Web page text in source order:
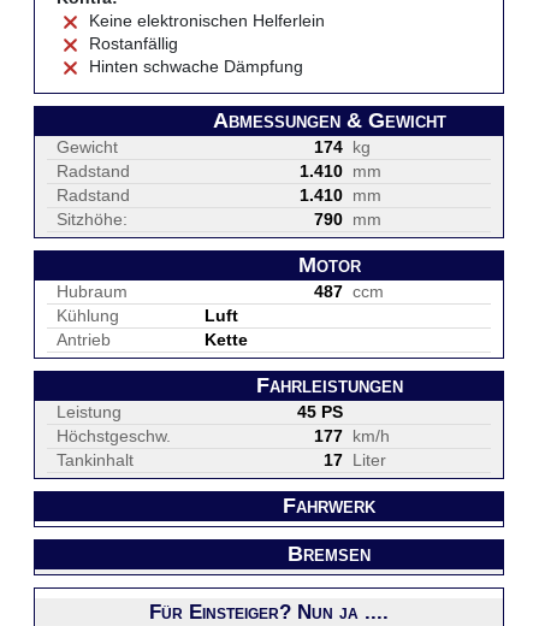
Keine elektronischen Helferlein
Rostanfällig
Hinten schwache Dämpfung
Abmessungen & Gewicht
Gewicht 174 kg
Radstand
1.410 mm
Radstand
1.410 mm
Sitzhöhe:
790 mm
Motor
Hubraum 487 ccm
Kühlung
Luft
Antrieb
Kette
Fahrleistungen
Leistung
45 PS
Höchstgeschw.
177 km/h
Tankinhalt
17 Liter
Fahrwerk
Bremsen
Für Einsteiger? Nun ja ....